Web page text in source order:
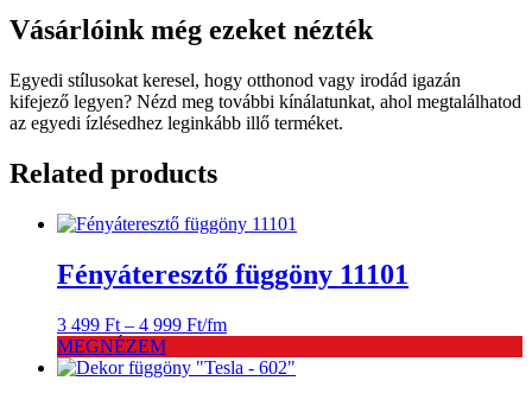
Vásárlóink még ezeket nézték
Egyedi stílusokat keresel, hogy otthonod vagy irodád igazán
kifejező legyen? Nézd meg további kínálatunkat, ahol megtalálhatod
az egyedi ízlésedhez leginkább illő terméket.
Related products
Fényáteresztő függöny 11101
3 499 Ft – 4 999 FtÁrtartomány:
499 Ft
/fm
MEGNÉZEM